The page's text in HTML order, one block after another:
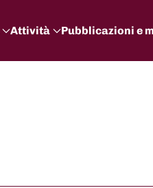
Attività Pubblicazioni e